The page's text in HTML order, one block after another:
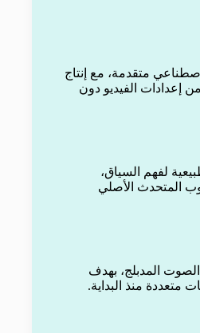
متقدمة، مع إنتاج
إعدادات الفيديو دون
لفهم السياق،
المتحدث الأصلي
المدبلج، بهدف
متعددة منذ البداية.